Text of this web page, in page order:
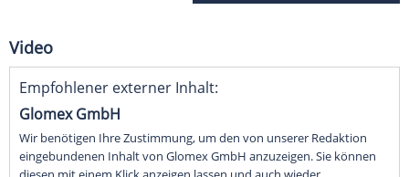
Video
Empfohlener externer Inhalt:
Glomex GmbH
Wir benötigen Ihre Zustimmung, um den von unserer Redaktion
eingebundenen Inhalt von Glomex GmbH anzuzeigen. Sie können